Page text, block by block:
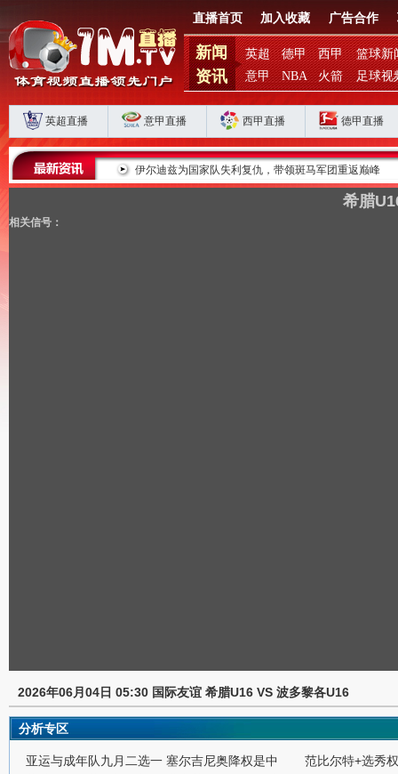
直播首页 加入收藏 广告合作
新闻
资讯
英超 德甲 西甲
篮球新
意甲
NBA 火箭 足球视
英超直播 意甲直播 西甲直播 德甲直播
扣分时代生存 伊尔迪兹为国家队失利复仇，带领斑马军团重返巅峰
希腊
相关信号：
2026年06月04日 05:30 国际友谊 希腊U16 VS 波多黎各U16
分析专区
亚运与成年队九月二选一 塞尔吉尼奥降权是中
范比尔特+选秀